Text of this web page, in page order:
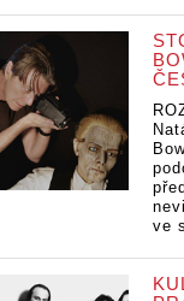
ve